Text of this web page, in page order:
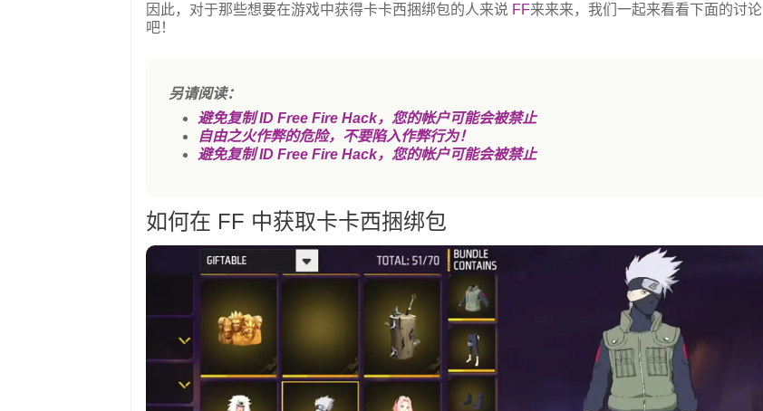
因此，对于那些想要在游戏中获得卡卡西捆绑包的人来说 FF来来来，我们一起来看看下面的讨论
吧！
另请阅读：
避免复制 ID Free Fire Hack，您的帐户可能会被禁止
自由之火作弊的危险，不要陷入作弊行为！
避免复制 ID Free Fire Hack，您的帐户可能会被禁止
如何在 FF 中获取卡卡西捆绑包